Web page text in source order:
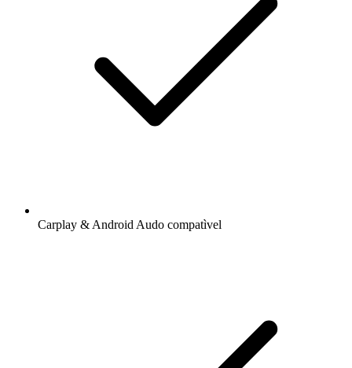
Carplay & Android Audo compatìvel